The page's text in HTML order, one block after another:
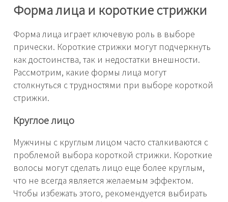
Форма лица и короткие стрижки
Форма лица играет ключевую роль в выборе
прически. Короткие стрижки могут подчеркнуть
как достоинства, так и недостатки внешности.
Рассмотрим, какие формы лица могут
столкнуться с трудностями при выборе короткой
стрижки.
Круглое лицо
Мужчины с круглым лицом часто сталкиваются с
проблемой выбора короткой стрижки. Короткие
волосы могут сделать лицо еще более круглым,
что не всегда является желаемым эффектом.
Чтобы избежать этого, рекомендуется выбирать